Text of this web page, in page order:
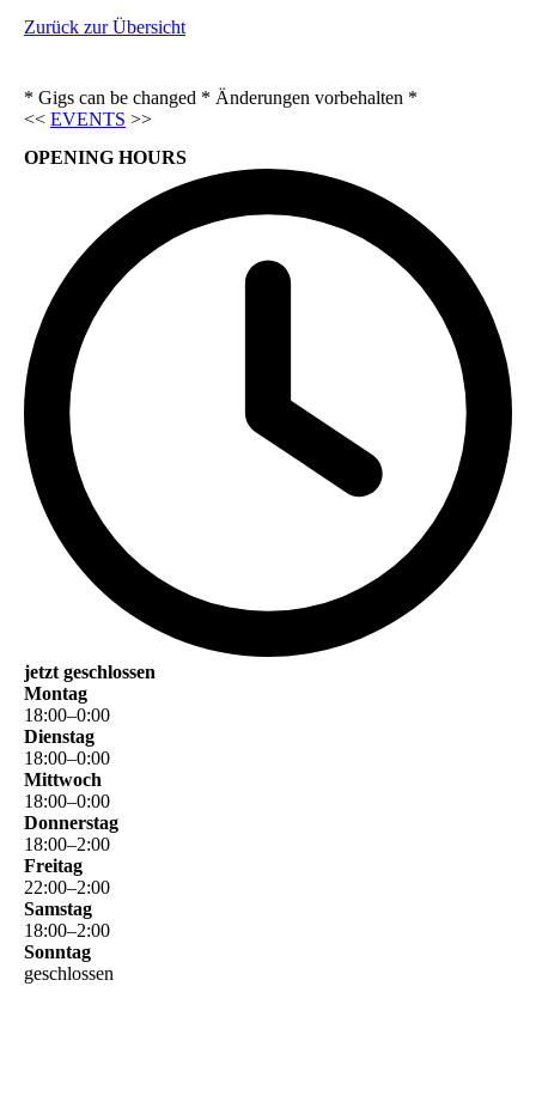
Zurück zur Übersicht
* Gigs can be changed * Änderungen vorbehalten *
<< EVENTS >>
OPENING HOURS
jetzt geschlossen
Montag
18:00–0:00
Dienstag
18:00–0:00
Mittwoch
18:00–0:00
Donnerstag
18:00–2:00
Freitag
22:00–2:00
Samstag
18:00–2:00
Sonntag
geschlossen